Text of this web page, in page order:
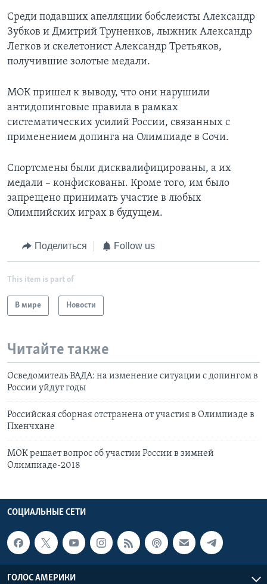
Среди подавших апелляции бобслеисты Александр
Зубков и Дмитрий Труненков, лыжник Александр
Легков и скелетонист Александр Третьяков,
получившие золотые медали.
МОК пришел к выводу, что они нарушили
антидопинговые правила в рамках
систематических усилий России, связанных с
применением допинга на Олимпиаде в Сочи.
Спортсмены были дисквалифицированы, а их
медали – конфискованы. Кроме того, им было
запрещено принимать участие в любых
Олимпийских играх в будущем.
Поделиться Follow us
This item is part of
В мире Новости
Читайте также
Осведомитель ВАДА: на изменение ситуации с допингом в
России уйдут годы
Российская сборная отстранена от участия в Олимпиаде в
Пхенчхане
МОК решает вопрос об участии России в зимней
Олимпиаде-2018
СОЦИАЛЬНЫЕ СЕТИ
ГОЛОС АМЕРИКИ